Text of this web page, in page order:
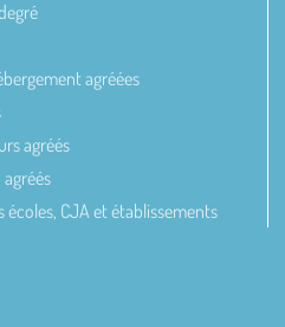
agréées
agréés
CJA et établissements